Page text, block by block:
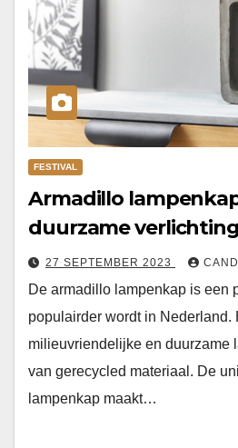
FESTIVAL
Armadillo
duurzame
27 SEPTEMBER 2023
De armadillo lampenkap is een
populairder wordt in Nederland.
milieuvriendelijke en duurzame
van gerecycled materiaal. De
lampenkap maakt…